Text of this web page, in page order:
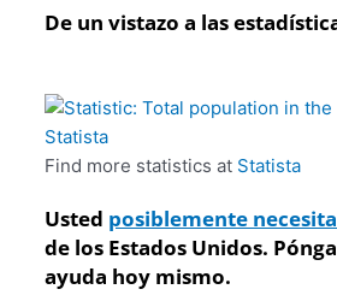
De un vistazo a las
Find more statistics at Statista
Usted posiblemente
de los Estados Unidos.
ayuda hoy mismo.